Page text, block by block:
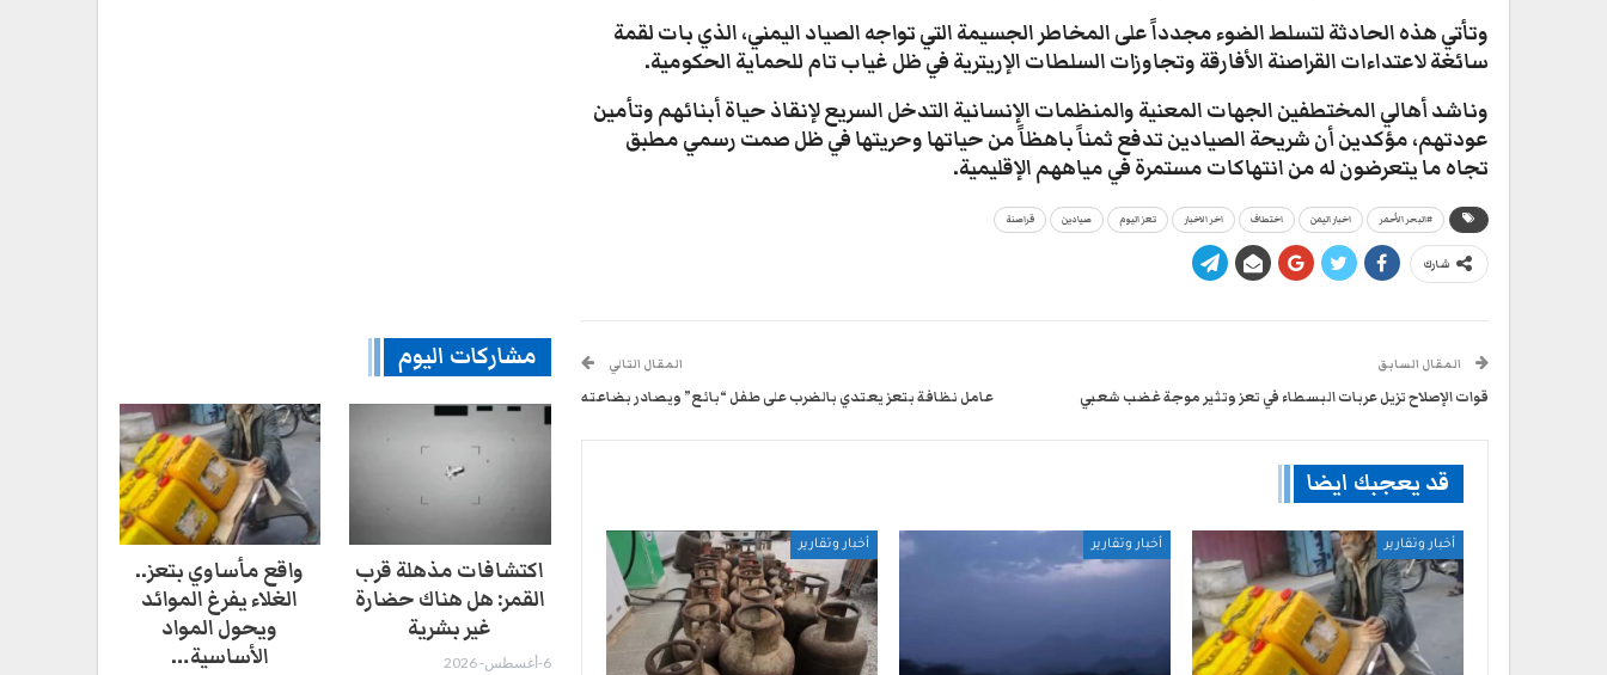
وتأتي هذه الحادثة لتسلط الضوء مجدداً على المخاطر الجسيمة التي تواجه الصياد اليمني، الذي بات لقمة
سائغة لاعتداءات القراصنة الأفارقة وتجاوزات السلطات الإريترية في ظل غياب تام للحماية الحكومية.
وناشد أهالي المختطفين الجهات المعنية والمنظمات الإنسانية التدخل السريع لإنقاذ حياة أبنائهم وتأمين
عودتهم، مؤكدين أن شريحة الصيادين تدفع ثمناً باهظاً من حياتها وحريتها في ظل صمت رسمي مطبق
تجاه ما يتعرضون له من انتهاكات مستمرة في مياههم الإقليمية.
#البحر الأحمر اخبار اليمن اختطاف اخر الاخبار تعز اليوم صيادين قراصنة
شارك
المقال السابق
قوات الإصلاح تزيل عربات البسطاء في تعز وتثير موجة غضب شعبي
المقال التالي
عامل نظافة بتعز يعتدي بالضرب على طفل “بائع” ويصادر بضاعته
قد يعجبك ايضا
أخبار وتقارير أخبار وتقارير أخبار وتقارير
مشاركات اليوم
اكتشافات مذهلة قرب
القمر: هل هناك حضارة
غير بشرية
6-أغسطس- 2026
واقع مأساوي بتعز..
الغلاء يفرغ الموائد
ويحول المواد
الأساسية…